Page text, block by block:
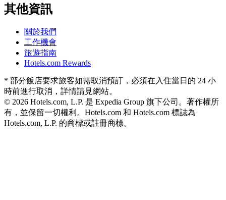
其他資訊
關於我們
工作機會
旅遊指南
Hotels.com Rewards
* 部分飯店要求旅客如需取消預訂，必須在入住當日的 24 小
時前進行取消，詳情請見網站。
© 2026 Hotels.com, L.P. 是 Expedia Group 旗下公司。著作權所
有，並保留一切權利。 Hotels.com 和 Hotels.com 標誌為
Hotels.com, L.P. 的商標或註冊商標。